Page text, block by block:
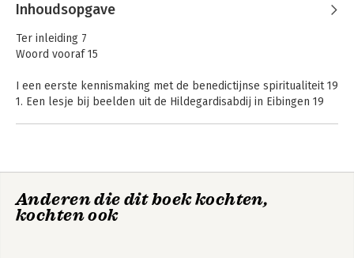
stuurmanskunst
stuurmanskunst
Inhoudsopgave
Ter inleiding 7
Woord vooraf 15
I een eerste kennismaking met de benedictijnse spiritualiteit 19
1. Een lesje bij beelden uit de Hildegardisabdij in Eibingen 19
vertaling naar niet-monastieke contexten 34
1. De benedictijnse levensregel: aandachtig luisteren om tot
Anderen die dit boek kochten,
kochten ook